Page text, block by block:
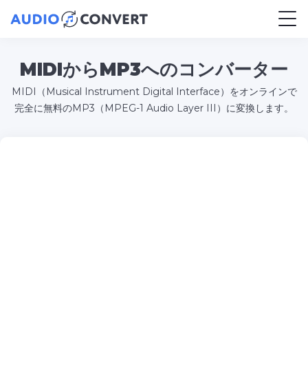
MIDIからMP3へのコンバーター
MIDI（Musical Instrument Digital Interface）をオンラインで
完全に無料のMP3（MPEG-1 Audio Layer III）に変換します。